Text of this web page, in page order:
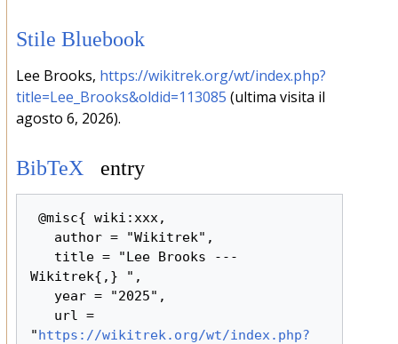
Stile Bluebook
Lee Brooks, https://wikitrek.org/wt/index.php?
title=Lee_Brooks&oldid=113085 (ultima visita il
agosto 6, 2026).
BibTeX entry
@misc{ wiki:xxx,
Wikitrek{,} ",
"https://wikitrek.org/wt/index.php?